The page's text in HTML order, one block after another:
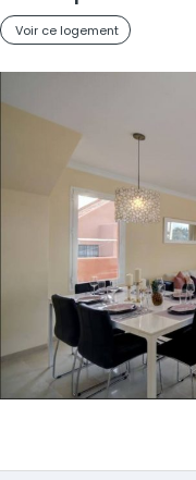
Voir ce logement